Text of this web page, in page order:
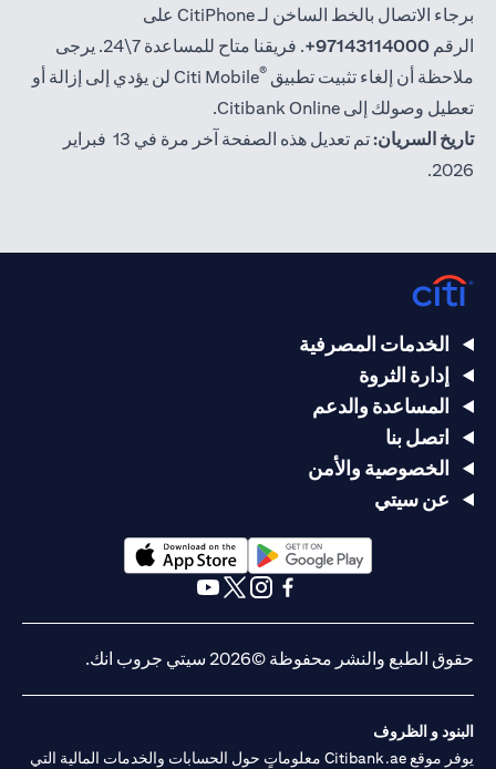
برجاء الاتصال بالخط الساخن لـ CitiPhone على
الرقم 97143114000+
. فريقنا متاح للمساعدة 7\24. يرجى
ملاحظة أن إلغاء تثبيت تطبيق ®
Citi Mobile لن يؤدي إلى إزالة أو
تعطيل وصولك إلى Citibank Online.
تاريخ السريان:
تم تعديل هذه الصفحة آخر مرة في 13 فبراير
2026.
الخدمات المصرفية
إدارة الثروة
المساعدة والدعم
اتصل بنا
الخصوصية والأمن
عن سيتي
opens in a new tab
opens in a new tab
حقوق الطبع والنشر محفوظة ©2026 سيتي جروب انك.
البنود و الظروف
يوفر موقع Citibank.ae معلوماتٍ حول الحسابات والخدمات المالية التي